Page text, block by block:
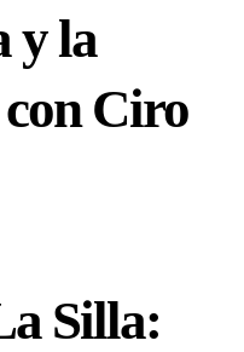
y la
Ciro
Silla: